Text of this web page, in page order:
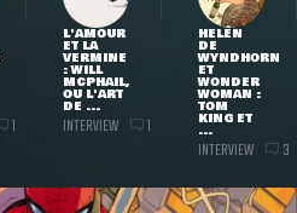
1
L'AMOUR
ET LA
VERMINE
: WILL
MCPHAIL,
OU L'ART
DE ...
INTERVIEW 1
HELEN
DE
WYNDHORN
ET
WONDER
WOMAN :
TOM
KING ET
...
INTERVIEW 3